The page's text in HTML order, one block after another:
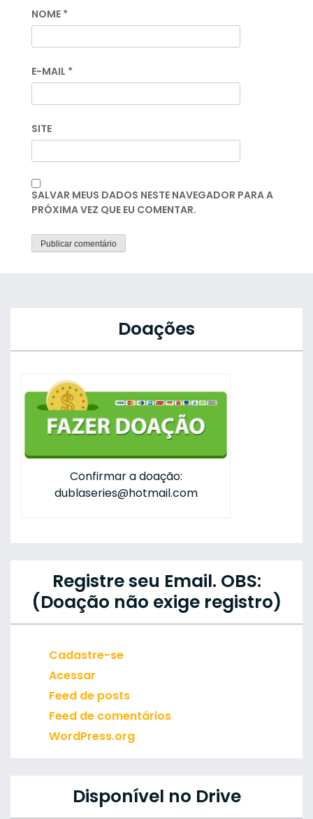
NOME *
E-MAIL *
SITE
SALVAR MEUS DADOS NESTE NAVEGADOR PARA A
PRÓXIMA VEZ QUE EU COMENTAR.
Doações
Confirmar a doação:
dublaseries@hotmail.com
Registre seu Email. OBS:
(Doação não exige registro)
Cadastre-se
Acessar
Feed de posts
Feed de comentários
WordPress.org
Disponível no Drive